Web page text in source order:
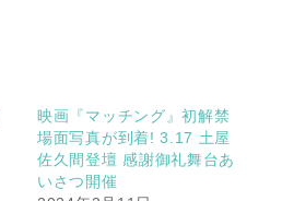
映画『マッチング』初解禁
場面写真が到着! 3.17 土屋
佐久間登壇 感謝御礼舞台あ
いさつ開催